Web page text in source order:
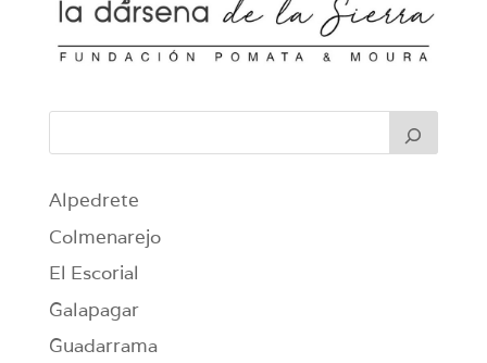
Alpedrete
Colmenarejo
El Escorial
Galapagar
Guadarrama